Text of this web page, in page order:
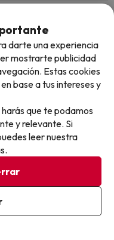
darte una experiencia
mostrarte publicidad
Estas cookies
base a tus intereses y
que te podamos
y relevante. Si
leer nuestra